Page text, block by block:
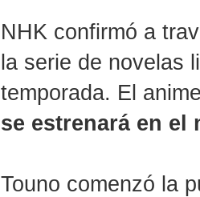
NHK confirmó a
la serie de novelas
temporada. El
se estrenará en el
Touno comenzó la